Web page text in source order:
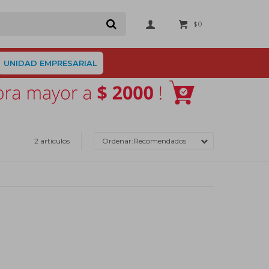
UNIDAD EMPRESARIAL
$0
2 artículos Recomendados